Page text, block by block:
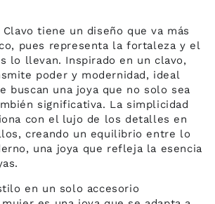
tiene un diseño que va más
pues representa la fortaleza y el
lo llevan. Inspirado en un clavo,
poder y modernidad, ideal
buscan una joya que no solo sea
significativa. La simplicidad
con el lujo de los detalles en
creando un equilibrio entre lo
una joya que refleja la esencia
en un solo accesorio